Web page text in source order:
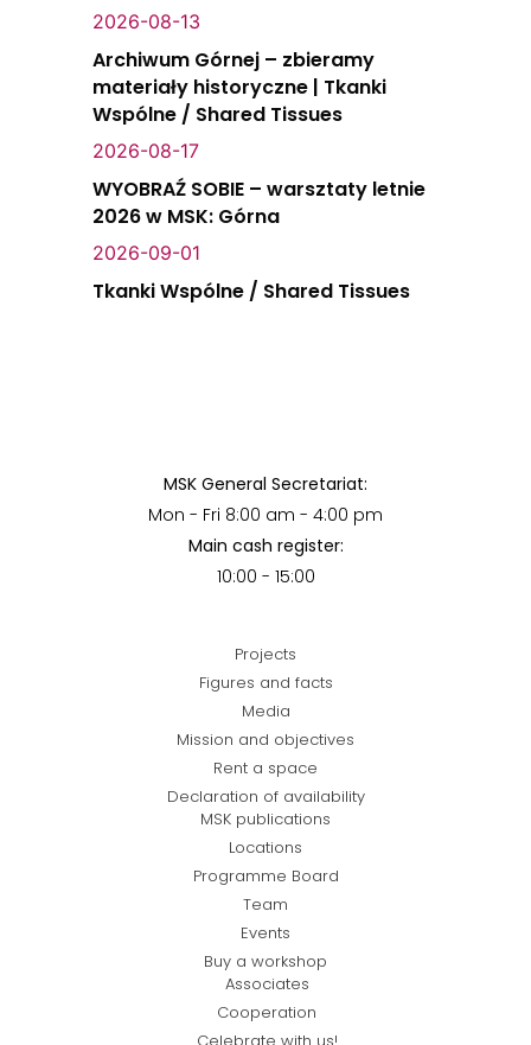
2026-08-13
Archiwum Górnej – zbieramy
materiały historyczne | Tkanki
Wspólne / Shared Tissues
2026-08-17
WYOBRAŹ SOBIE – warsztaty letnie
2026 w MSK: Górna
2026-09-01
Tkanki Wspólne / Shared Tissues
MSK General Secretariat:
Mon - Fri 8:00 am - 4:00 pm
Main cash register:
10:00 - 15:00
Projects
Figures and facts
Media
Mission and objectives
Rent a space
Declaration of availability
MSK publications
Locations
Programme Board
Team
Events
Buy a workshop
Associates
Cooperation